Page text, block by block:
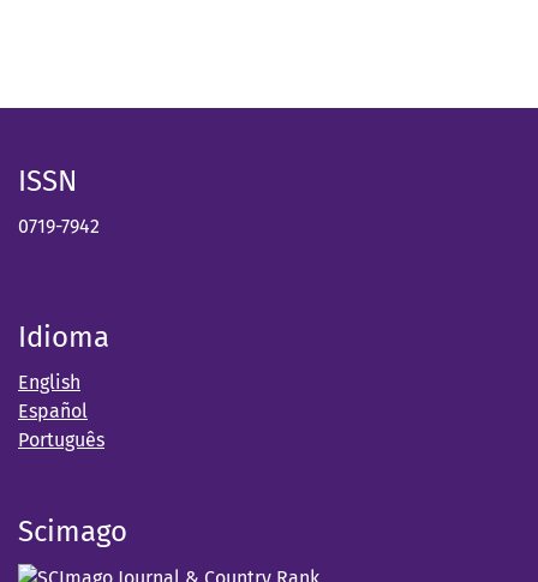
ISSN
0719-7942
Idioma
English
Español
Português
Scimago